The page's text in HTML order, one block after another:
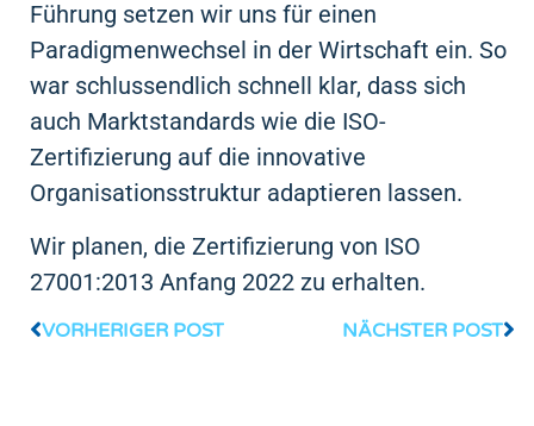
Führung setzen wir uns für einen
Paradigmenwechsel in der Wirtschaft ein. So
war schlussendlich schnell klar, dass sich
auch Marktstandards wie die ISO-
Zertifizierung auf die innovative
Organisationsstruktur adaptieren lassen.
Wir planen, die Zertifizierung von ISO
27001:2013 Anfang 2022 zu erhalten.
VORHERIGER POST NÄCHSTER POST